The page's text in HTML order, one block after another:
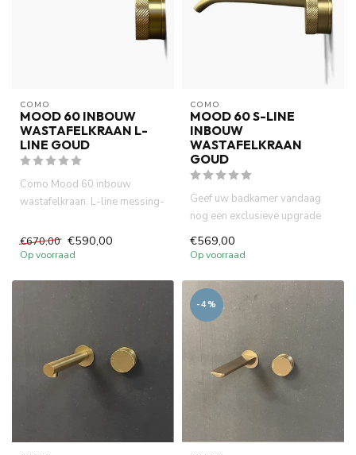
COMO
MOOD 60 INBOUW
WASTAFELKRAAN L-
LINE GOUD
Como Mood 60 inbouw
wastafelkraan. L-line messing-
diepte...
€670,00 €590,00
Op voorraad
COMO
MOOD 60 S-LINE
INBOUW
WASTAFELKRAAN
GOUD
Geef uw badkamer vandaag
nog een exclusieve upgrade
Wa...
€569,00
Op voorraad
-4%